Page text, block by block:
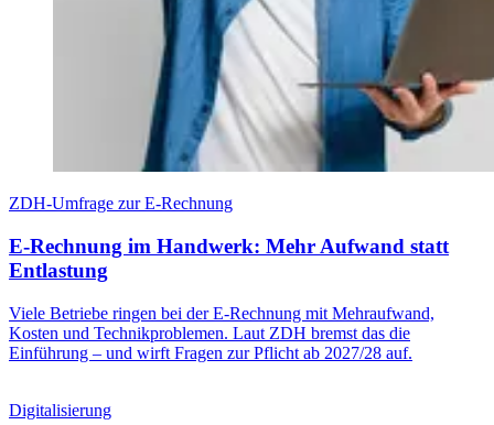
ZDH-Umfrage zur E-Rechnung
E-Rechnung im Handwerk: Mehr Aufwand statt
Entlastung
Viele Betriebe ringen bei der E-Rechnung mit Mehraufwand,
Kosten und Technikproblemen. Laut ZDH bremst das die
Einführung – und wirft Fragen zur Pflicht ab 2027/28 auf.
Digitalisierung